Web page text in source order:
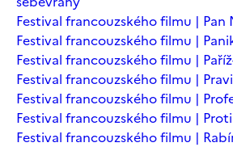
Festival francouzského filmu | Pan
Festival francouzského filmu |
Festival francouzského filmu |
Festival francouzského filmu |
Festival francouzského filmu |
Festival francouzského filmu |
Festival francouzského filmu |